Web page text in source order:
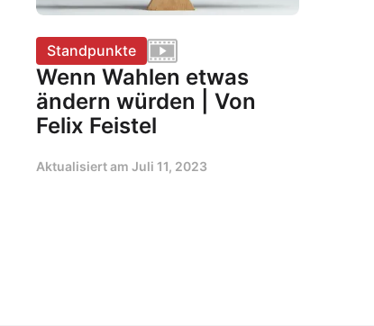
Standpunkte
Wenn Wahlen etwas
ändern würden | Von
Felix Feistel
Aktualisiert am Juli 11, 2023